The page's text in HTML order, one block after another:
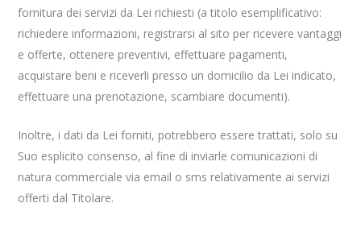
fornitura dei servizi da Lei richiesti (a titolo esemplificativo:
richiedere informazioni, registrarsi al sito per ricevere vantaggi
e offerte, ottenere preventivi, effettuare pagamenti,
acquistare beni e riceverli presso un domicilio da Lei indicato,
effettuare una prenotazione, scambiare documenti).
Inoltre, i dati da Lei forniti, potrebbero essere trattati, solo su
Suo esplicito consenso, al fine di inviarle comunicazioni di
natura commerciale via email o sms relativamente ai servizi
offerti dal Titolare.